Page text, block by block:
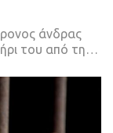
άνδρας
του από τη…